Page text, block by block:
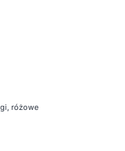
różowe